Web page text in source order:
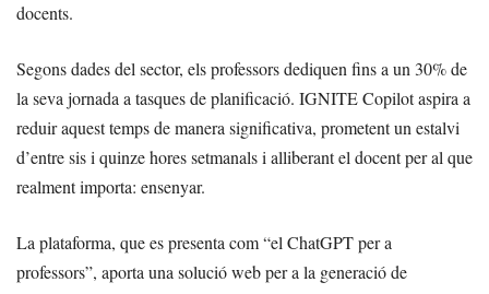
docents.
Segons dades del sector, els professors dediquen fins a un 30% de
la seva jornada a tasques de planificació. IGNITE Copilot aspira a
reduir aquest temps de manera significativa, prometent un estalvi
d’entre sis i quinze hores setmanals i alliberant el docent per al que
realment importa: ensenyar.
La plataforma, que es presenta com “el ChatGPT per a
professors”, aporta una solució web per a la generació de